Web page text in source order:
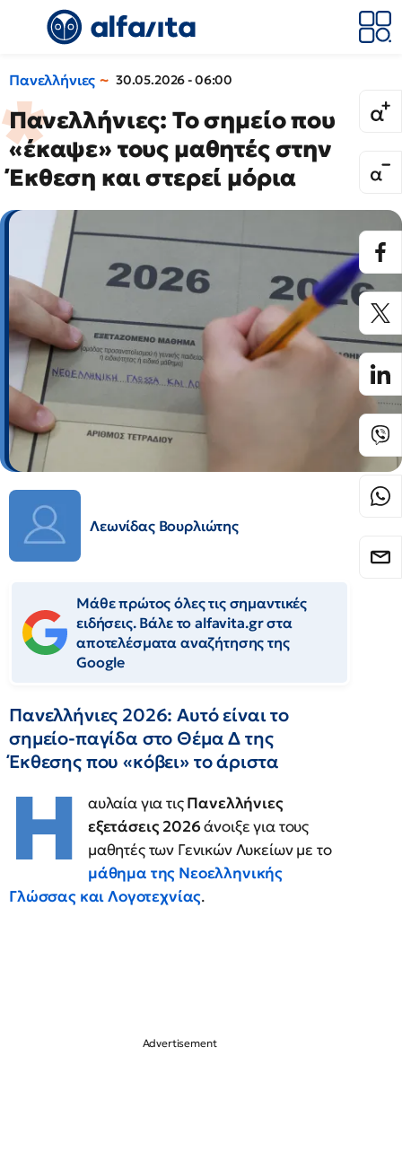
Πανελλήνιες 30.05.2026 - 06:00
Πανελλήνιες: Το σημείο που
«έκαψε» τους μαθητές στην
Έκθεση και στερεί μόρια
Λεωνίδας Βουρλιώτης
Μάθε πρώτος όλες τις σημαντικές
ειδήσεις. Βάλε το alfavita.gr στα
αποτελέσματα αναζήτησης της
Google
Πανελλήνιες 2026: Αυτό είναι το
σημείο-παγίδα στο Θέμα Δ της
Έκθεσης που «κόβει» το άριστα
Η αυλαία για τιςΠανελλήνιες
εξετάσεις 2026άνοιξε για τους
μαθητές των Γενικών Λυκείων με το
μάθημα της Νεοελληνικής
Γλώσσας και Λογοτεχνίας.